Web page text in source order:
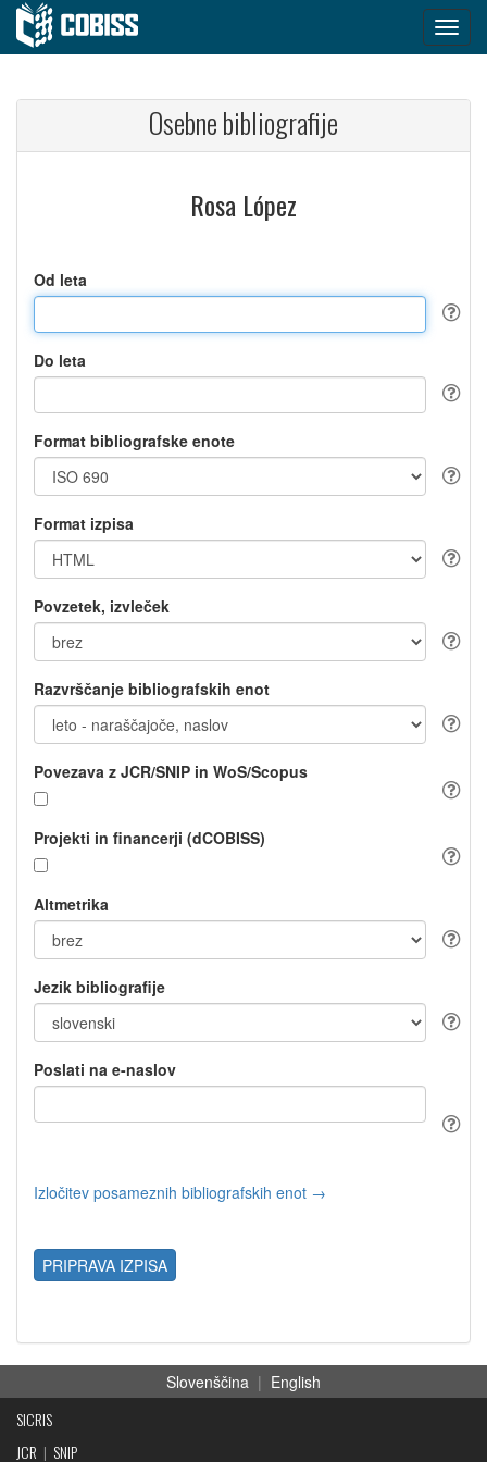
Osebne bibliografije
Rosa López
Od leta
Do leta
Format bibliografske enote
Format izpisa
Povzetek, izvleček
Razvrščanje bibliografskih enot
Povezava z JCR/SNIP in WoS/Scopus
Projekti in financerji (dCOBISS)
Altmetrika
Jezik bibliografije
Poslati na e-naslov
Izločitev posameznih bibliografskih enot →
PRIPRAVA IZPISA
Slovenščina | English
SICRIS
JCR | SNIP